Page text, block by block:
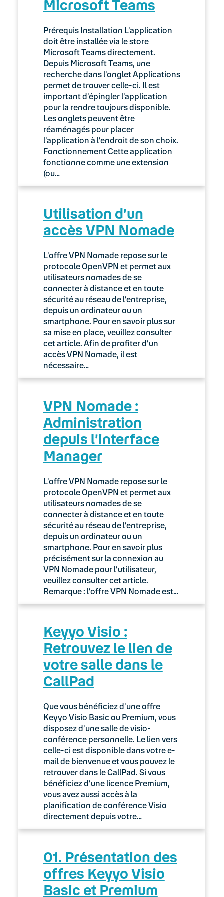
02. Espace client : Manager
03. Accès Internet
04. Téléphonie fixe
05. Téléphonie Mobile
06. Cybersécurité
Keyyo Connect
Keyyo Visio
Microsoft Teams
Prérequis Installation L’application
doit être installée via le store
Microsoft Teams directement.
Depuis Microsoft Teams, une
recherche dans l’onglet Applications
permet de trouver celle-ci. Il est
important d’épingler l’application
pour la rendre toujours disponible.
Les onglets peuvent être
réaménagés pour placer
l’application à l’endroit de son choix.
Fonctionnement Cette application
fonctionne comme une extension
(ou…
Utilisation d’un
accès VPN Nomade
L’offre VPN Nomade repose sur le
protocole OpenVPN et permet aux
utilisateurs nomades de se
connecter à distance et en toute
sécurité au réseau de l’entreprise,
depuis un ordinateur ou un
smartphone. Pour en savoir plus sur
sa mise en place, veuillez consulter
cet article. Afin de profiter d’un
accès VPN Nomade, il est
nécessaire…
VPN Nomade :
Administration
depuis l’interface
Manager
L’offre VPN Nomade repose sur le
protocole OpenVPN et permet aux
utilisateurs nomades de se
connecter à distance et en toute
sécurité au réseau de l’entreprise,
depuis un ordinateur ou un
smartphone. Pour en savoir plus
précisément sur la connexion au
VPN Nomade pour l’utilisateur,
veuillez consulter cet article.
Remarque : l’offre VPN Nomade est…
Keyyo Visio :
Retrouvez le lien de
votre salle dans le
CallPad
Que vous bénéficiez d’une offre
Keyyo Visio Basic ou Premium, vous
disposez d’une salle de visio-
conférence personnelle. Le lien vers
celle-ci est disponible dans votre e-
mail de bienvenue et vous pouvez le
retrouver dans le CallPad. Si vous
bénéficiez d’une licence Premium,
vous avez aussi accès à la
planification de conférence Visio
directement depuis votre…
01. Présentation des
offres Keyyo Visio
Basic et Premium